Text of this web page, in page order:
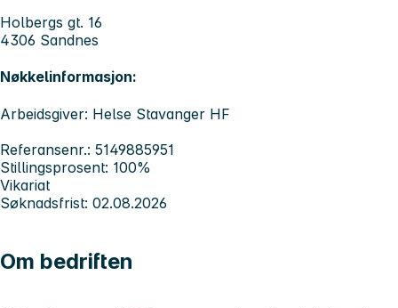
Holbergs gt. 16
4306 Sandnes
Nøkkelinformasjon:
Arbeidsgiver: Helse Stavanger HF
Referansenr.: 5149885951
Stillingsprosent: 100%
Vikariat
Søknadsfrist: 02.08.2026
Om bedriften